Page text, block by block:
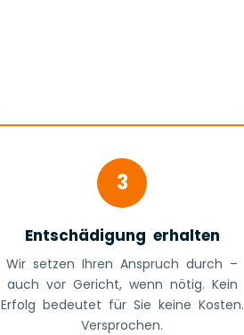
3
Entschädigung erhalten
Wir setzen Ihren Anspruch durch –
auch vor Gericht, wenn nötig. Kein
Erfolg bedeutet für Sie keine Kosten.
Versprochen.